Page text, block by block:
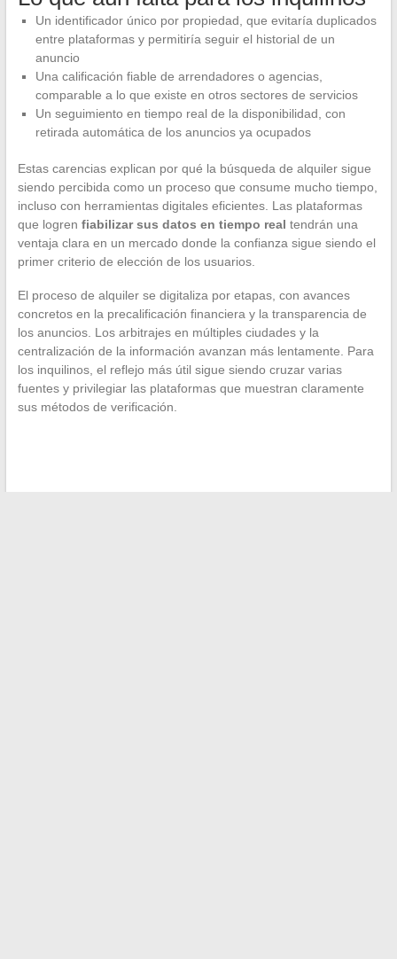
Un identificador único por propiedad, que evitaría duplicados
entre plataformas y permitiría seguir el historial de un
anuncio
Una calificación fiable de arrendadores o agencias,
comparable a lo que existe en otros sectores de servicios
Un seguimiento en tiempo real de la disponibilidad, con
retirada automática de los anuncios ya ocupados
Estas carencias explican por qué la búsqueda de alquiler sigue
siendo percibida como un proceso que consume mucho tiempo,
incluso con herramientas digitales eficientes. Las plataformas
que logren fiabilizar sus datos en tiempo real tendrán una
ventaja clara en un mercado donde la confianza sigue siendo el
primer criterio de elección de los usuarios.
El proceso de alquiler se digitaliza por etapas, con avances
concretos en la precalificación financiera y la transparencia de
los anuncios. Los arbitrajes en múltiples ciudades y la
centralización de la información avanzan más lentamente. Para
los inquilinos, el reflejo más útil sigue siendo cruzar varias
fuentes y privilegiar las plataformas que muestran claramente
sus métodos de verificación.